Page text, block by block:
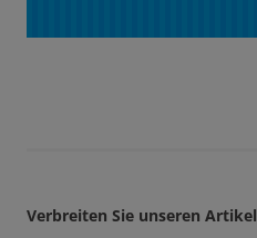
Verbreiten Sie unseren Artikel